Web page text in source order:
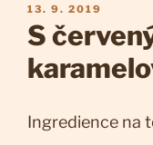
PUBLIKOVÁNO
13. 9. 2019
S
Ingredience na